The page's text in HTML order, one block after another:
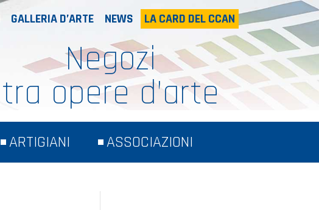
GALLERIA D’ARTE NEWS LA CARD DEL CCAN
Negozi
tra opere d’arte
ARTIGIANI ASSOCIAZIONI